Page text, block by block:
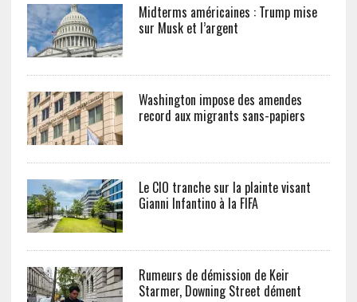
Midterms américaines : Trump mise
sur Musk et l’argent
Washington impose des amendes
record aux migrants sans-papiers
Le CIO tranche sur la plainte visant
Gianni Infantino à la FIFA
Rumeurs de démission de Keir
Starmer, Downing Street dément